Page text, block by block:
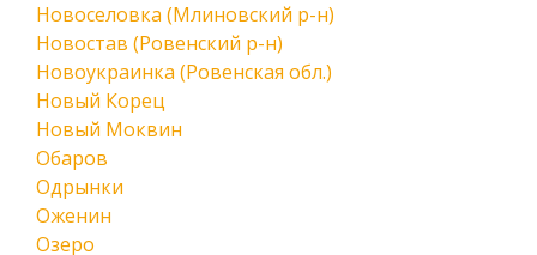
Новоселовка (Млиновский р-н)
Новостав (Ровенский р-н)
Новоукраинка (Ровенская обл.)
Новый Корец
Новый Моквин
Обаров
Одрынки
Оженин
Озеро